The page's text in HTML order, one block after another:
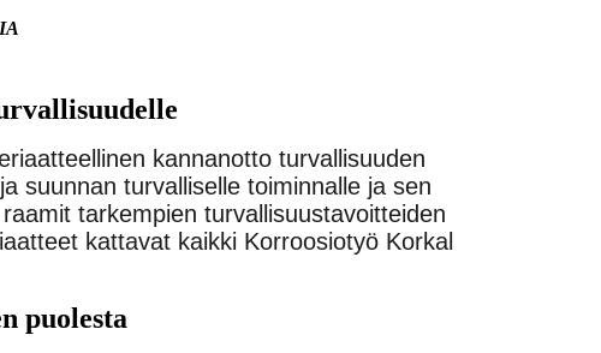
kannanotto turvallisuuden
suunnan turvalliselle toiminnalle ja sen
tarkempien turvallisuustavoitteiden
kattavat kaikki Korroosiotyö Korkal
puolesta